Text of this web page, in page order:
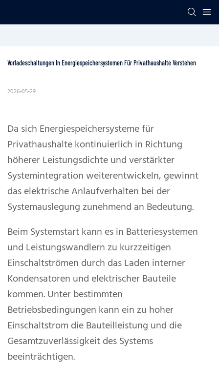
Vorladeschaltungen In Energiespeichersystemen Für Privathaushalte Verstehen
2026-05-29
Da sich Energiespeichersysteme für
Privathaushalte kontinuierlich in Richtung
höherer Leistungsdichte und verstärkter
Systemintegration weiterentwickeln, gewinnt
das elektrische Anlaufverhalten bei der
Systemauslegung zunehmend an Bedeutung.
Beim Systemstart kann es in Batteriesystemen
und Leistungswandlern zu kurzzeitigen
Einschaltströmen durch das Laden interner
Kondensatoren und elektrischer Bauteile
kommen. Unter bestimmten
Betriebsbedingungen kann ein zu hoher
Einschaltstrom die Bauteilleistung und die
Gesamtzuverlässigkeit des Systems
beeinträchtigen.